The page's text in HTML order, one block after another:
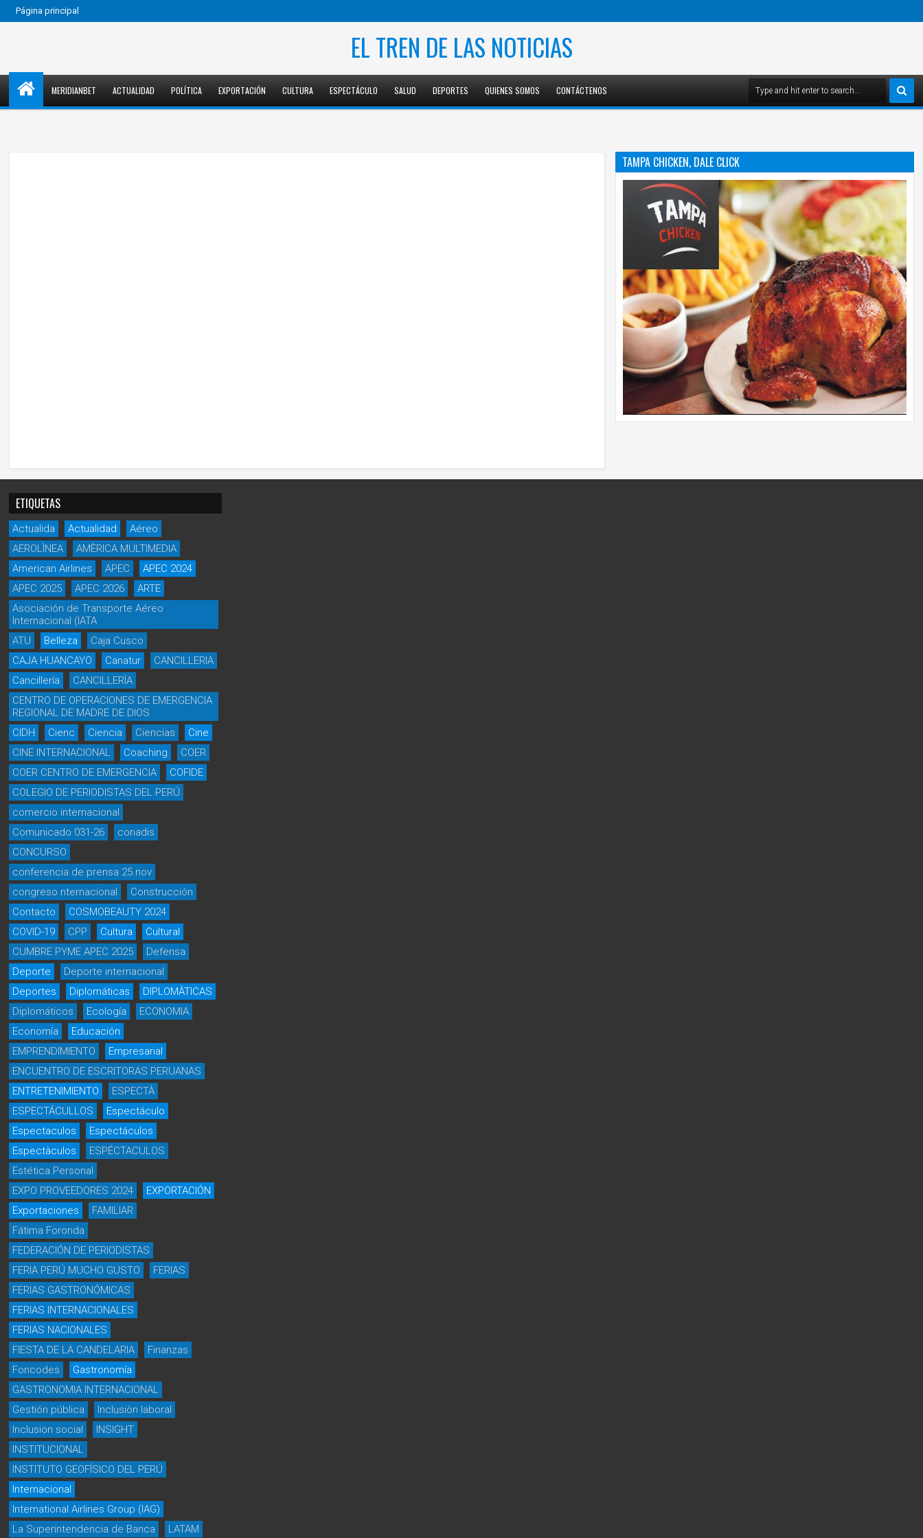
Página principal
EL TREN DE LAS NOTICIAS
MERIDIANBET ACTUALIDAD POLÍTICA EXPORTACIÓN CULTURA ESPECTÁCULO SALUD DEPORTES QUIENES SOMOS CONTÁCTENOS
TAMPA CHICKEN, DALE CLICK
ETIQUETAS
Actualida Actualidad
Aéreo
AEROLÌNEA
AMÈRICA MULTIMEDIA
American Airlines
APEC
APEC 2024
APEC 2025
APEC 2026
ARTE
Asociación de Transporte Aéreo
Internacional (IATA
ATU
Belleza
Caja Cusco
CAJA HUANCAYO
Canatur
CANCILLERIA
Cancillería
CANCILLERÌA
CENTRO DE OPERACIONES DE EMERGENCIA
REGIONAL DE MADRE DE DIOS
CIDH
Cienc Ciencia Ciencias
Cine
CINE INTERNACIONAL
Coaching
COER
COER CENTRO DE EMERGENCIA
COFIDE
COLEGIO DE PERIODISTAS DEL PERÚ
comercio internacional
Comunicado 031-26
conadis
CONCURSO
conferencia de prensa 25 nov
congreso nternacional
Construcción
Contacto
COSMOBEAUTY 2024
COVID-19
CPP Cultura
Cultural
CUMBRE PYME APEC 2025
Defensa
Deporte
Deporte internacional
Deportes
Diplomáticas
DIPLOMÀTICAS
Diplomáticos
Ecología
ECONOMIA
Economía
Educación
EMPRENDIMIENTO
Empresarial
ENCUENTRO DE ESCRITORAS PERUANAS
ENTRETENIMIENTO
ESPECTÀ
ESPECTÁCULLOS
Espectáculo
Espectaculos
Espectáculos
Espectàculos
ESPÉCTACULOS
Estética Personal
EXPO PROVEEDORES 2024
EXPORTACIÓN
Exportaciones
FAMILIAR
Fátima Foronda
FEDERACIÓN DE PERIODISTAS
FERIA PERÚ MUCHO GUSTO
FERIAS
FERIAS GASTRONÓMICAS
FERIAS INTERNACIONALES
FERIAS NACIONALES
FIESTA DE LA CANDELARIA
Finanzas
Foncodes
Gastronomía
GASTRONOMIA INTERNACIONAL
Gestión pública
Inclusiòn laboral
Inclusion social
INSIGHT
INSTITUCIONAL
INSTITUTO GEOFÍSICO DEL PERÚ
Internacional
International Airlines Group (IAG)
La Superintendencia de Banca
LATAM